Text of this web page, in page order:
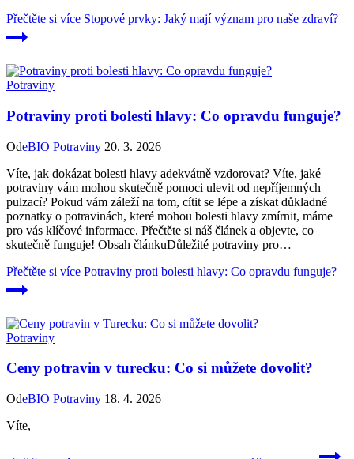
Přečtěte si více Stopové prvky: Jaký mají význam pro naše zdraví?
Potraviny
Potraviny proti bolesti hlavy: Co opravdu funguje?
OdeBIO Potraviny 20. 3. 2026
Víte, jak dokázat bolesti hlavy adekvátně vzdorovat? Víte, jaké
potraviny vám mohou skutečně pomoci ulevit od nepříjemných
pulzací? Pokud vám záleží na tom, cítit se lépe a získat důkladné
poznatky o potravinách, které mohou bolesti hlavy zmírnit, máme
pro vás klíčové informace. Přečtěte si náš článek a objevte, co
skutečně funguje! Obsah článkuDůležité potraviny pro…
Přečtěte si více Potraviny proti bolesti hlavy: Co opravdu funguje?
Potraviny
Ceny potravin v turecku: Co si můžete dovolit?
OdeBIO Potraviny 18. 4. 2026
Víte,